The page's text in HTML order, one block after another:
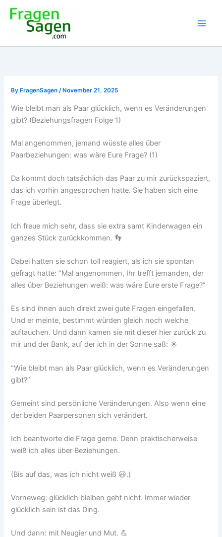
Skip
By FragenSagen/ November 21, 2025
Wie bleibt man als Paar glücklich, wenn es Veränderungen
gibt? (Beziehungsfragen Folge 1)
Mal angenommen, jemand wüsste alles über
Paarbeziehungen: was wäre Eure Frage? (1)
Da kommt doch tatsächlich das Paar zu mir zurückspaziert,
das ich vorhin angesprochen hatte. Sie haben sich eine
Frage überlegt.
Ich freue mich sehr, dass sie extra samt Kinderwagen ein
ganzes Stück zurückkommen. 👣
Dabei hatten sie schon toll reagiert, als ich sie spontan
gefragt hatte: “Mal angenommen, Ihr trefft jemanden, der
alles über Beziehungen weiß: was wäre Eure erste Frage?”
Es sind ihnen auch direkt zwei gute Fragen eingefallen.
Und er meinte, bestimmt würden gleich noch welche
auftauchen. Und dann kamen sie mit dieser hier zurück zu
mir und der Bank, auf der ich in der Sonne saß: ☀️
“Wie bleibt man als Paar glücklich, wenn es Veränderungen
gibt?”
Gemeint sind persönliche Veränderungen. Also wenn eine
der beiden Paarpersonen sich verändert.
Ich beantworte die Frage gerne. Denn praktischerweise
weiß ich alles über Beziehungen.
(Bis auf das, was ich nicht weiß 😃.)
Vorneweg: glücklich bleiben geht nicht. Immer wieder
glücklich sein ist das Ding.
Und dann: mit Neugier und Mut. 💪